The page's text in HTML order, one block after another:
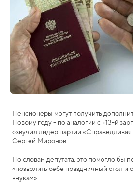
Пенсионеры могут получить
Новому году - по аналогии с «13-й
озвучил лидер партии
Сергей Миронов
По словам депутата, это помогло бы
«позволить себе праздничный стол и
внукам»